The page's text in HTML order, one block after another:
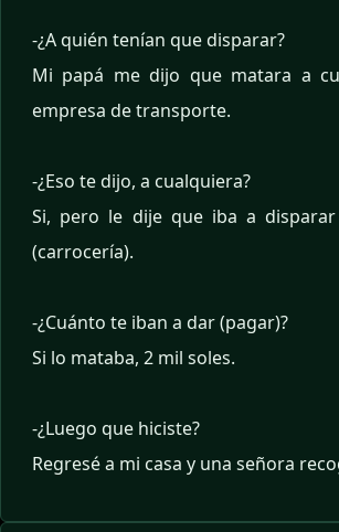
-¿A quién tenían que disparar?
Mi papá me dijo que matara a
empresa de transporte.
-¿Eso te dijo, a cualquiera?
Si, pero le dije que iba a
(carrocería).
-¿Cuánto te iban a dar (pagar)?
Si lo mataba, 2 mil soles.
-¿Luego que hiciste?
Regresé a mi casa y una señora